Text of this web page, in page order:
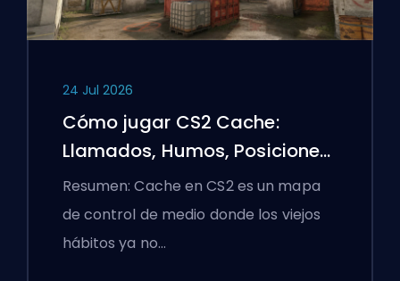
24 Jul 2026
Cómo jugar CS2 Cache:
Llamados, Humos, Posiciones
y Consejos Premier
Resumen: Cache en CS2 es un mapa
de control de medio donde los viejos
hábitos ya no…